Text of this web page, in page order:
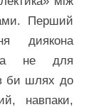
Перший
диякона
а не для
би шлях до
навпаки,